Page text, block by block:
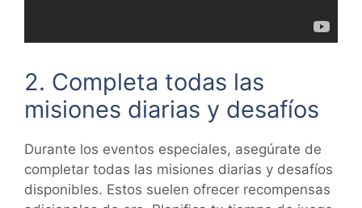
2. Completa todas las
misiones diarias y desafíos
Durante los eventos especiales, asegúrate de
completar todas las misiones diarias y desafíos
disponibles. Estos suelen ofrecer recompensas